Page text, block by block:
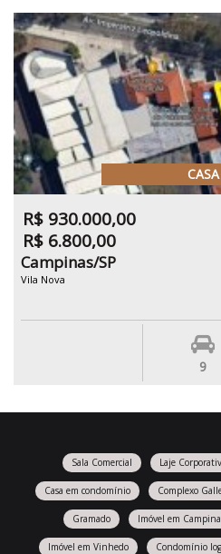
CASA
R$ 930.000,00
R$ 6.800,00
Campinas/SP
Vila Nova
9
Sala Comercial Laje
Casa em condomínio Complexo
Gramado Imóvel em
Imóvel em Vinhedo Condomínio